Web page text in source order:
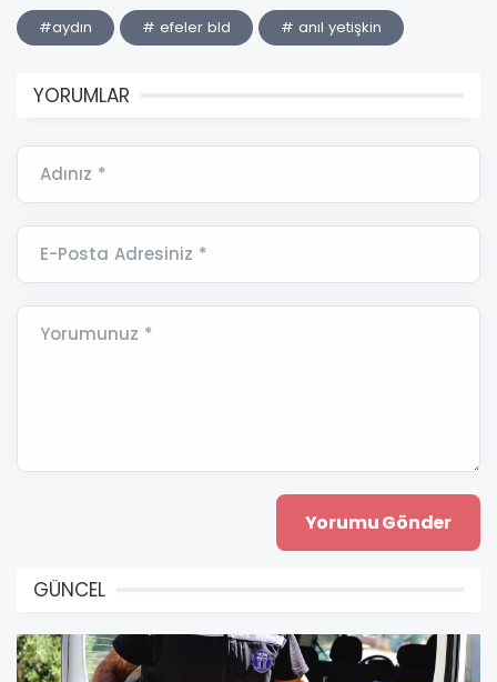
#aydın # efeler bld # anıl yetişkin
YORUMLAR
Adınız *
E-Posta Adresiniz *
Yorumunuz *
GÜNCEL